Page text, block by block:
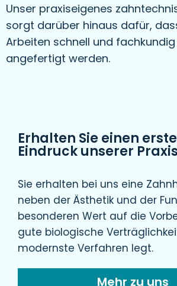
Unser praxiseigenes
sorgt darüber hinaus dafür,
Arbeiten schnell und
angefertigt werden.
Erhalten Sie einen
Eindruck unserer Praxis
Sie erhalten bei uns eine
neben der Ästhetik und der
besonderen Wert auf die
gute biologische
modernste Verfahren legt.
Mehr zu uns